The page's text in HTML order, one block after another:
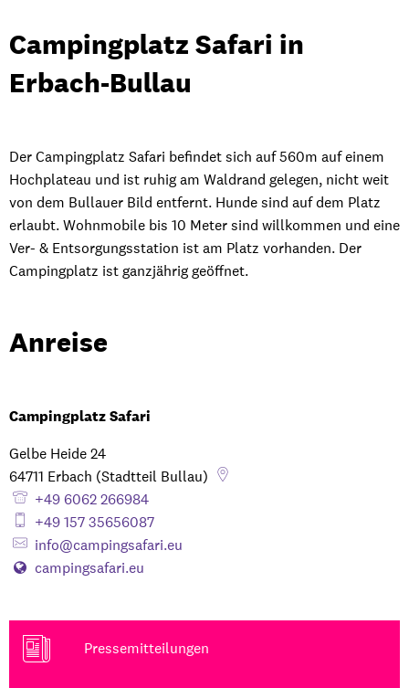
Campingplatz Safari in
Erbach-Bullau
Der Campingplatz Safari befindet sich auf 560m auf einem
Hochplateau und ist ruhig am Waldrand gelegen, nicht weit
von dem Bullauer Bild entfernt. Hunde sind auf dem Platz
erlaubt. Wohnmobile bis 10 Meter sind willkommen und eine
Ver- & Entsorgungsstation ist am Platz vorhanden. Der
Campingplatz ist ganzjährig geöffnet.
Anreise
Campingplatz Safari
Gelbe Heide 24
64711 Erbach (Stadtteil Bullau)
+49 6062 266984
+49 157 35656087
info@campingsafari.eu
campingsafari.eu
Pressemitteilungen